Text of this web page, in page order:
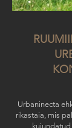
Urbaninecta
rikastaia, mis